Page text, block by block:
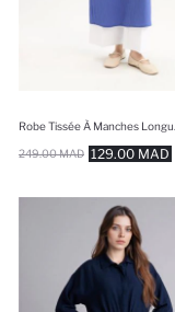
129.00 MAD
249.00 MAD